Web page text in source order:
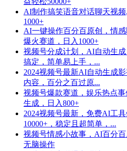
AI制作搞笑语音对话聊天视
1000+
AI一键操作百分百原创，情
爆火赛道，日入1000+
视频号分成计划，AI自动生
搞定，简单易上手，...
2024视频号最新AI自动生成
内容，百分之百过原...
视频号爆款赛道，娱乐热点
生成，日入800+
2024视频号最新，免费AI工
10000+，稳定且超简单，...
视频号情感小故事，AI百分
无脑操作